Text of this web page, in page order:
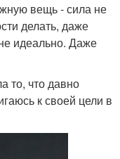
вещь - сила не
делать, даже
идеально. Даже
то, что давно
к своей цели в